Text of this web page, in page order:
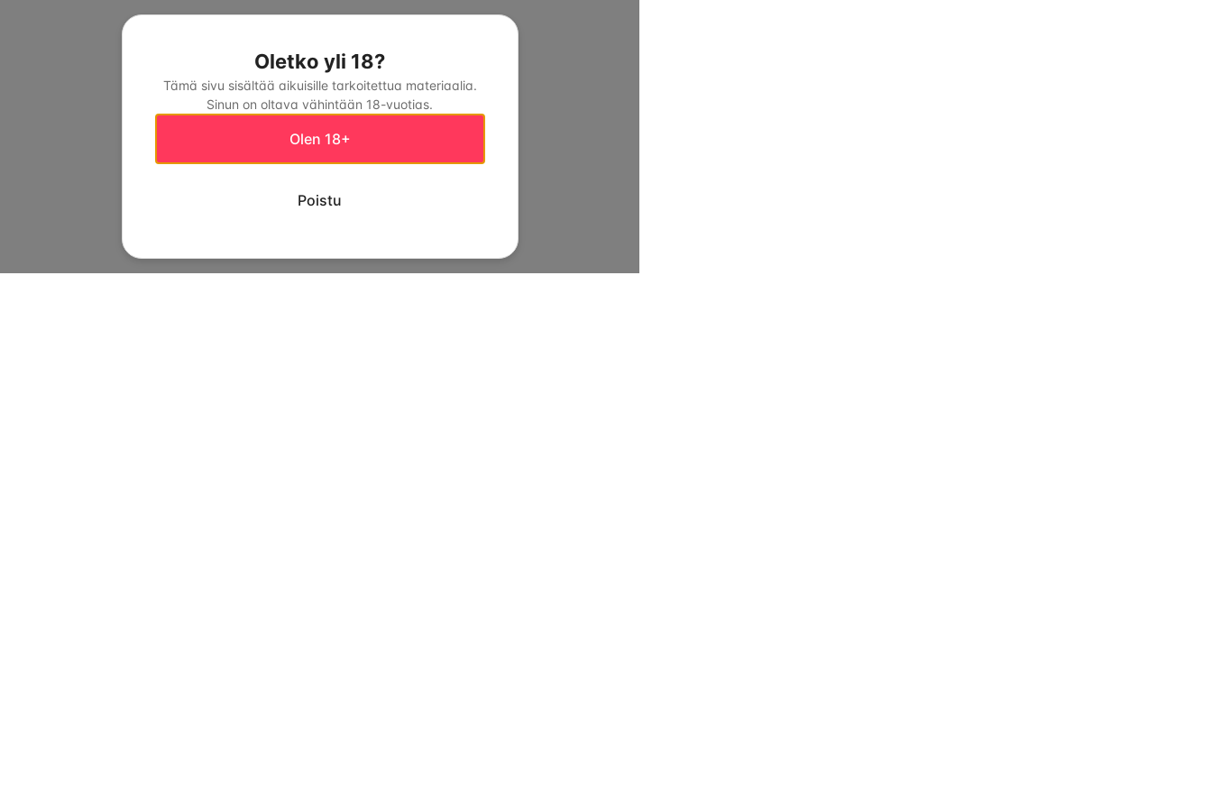
Oletko yli 18?
Tämä sivu sisältää aikuisille tarkoitettua materiaalia.
Sinun on oltava vähintään 18-vuotias.
Olen 18+
Poistu